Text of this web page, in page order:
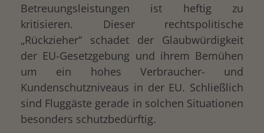
Betreuungsleistungen ist heftig zu
kritisieren. Dieser rechtspolitische
„Rückzieher“ schadet der Glaubwürdigkeit
der EU-Gesetzgebung und ihrem Bemühen
um ein hohes Verbraucher- und
Kundenschutzniveaus in der EU. Schließlich
sind Fluggäste gerade in solchen Situationen
besonders schutzbedürftig.